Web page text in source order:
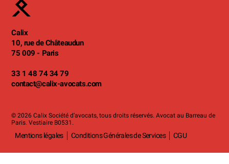
Calix
10, rue de Châteaudun
75 009 - Paris
33 1 48 74 34 79
contact@calix-avocats.com
© 2026 Calix Société d’avocats, tous droits réservés. Avocat au Barreau de
Paris. Vestiaire B0531.
Mentions légales Conditions Générales de Services CGU